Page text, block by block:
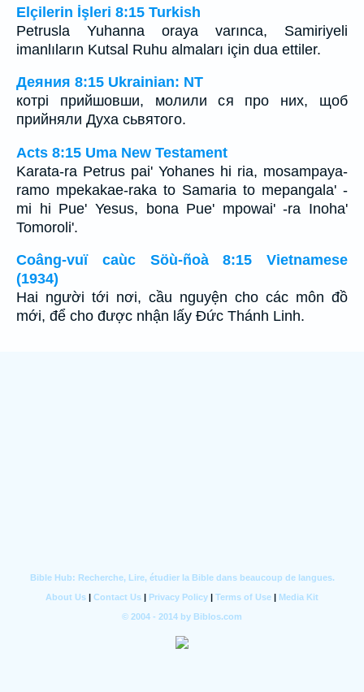
Elçilerin İşleri 8:15 Turkish
Petrusla Yuhanna oraya varınca, Samiriyeli
imanlıların Kutsal Ruhu almaları için dua ettiler.
Деяния 8:15 Ukrainian: NT
котрі прийшовши, молили ся про них, щоб
прийняли Духа сьвятого.
Acts 8:15 Uma New Testament
Karata-ra Petrus pai' Yohanes hi ria, mosampaya-
ramo mpekakae-raka to Samaria to mepangala' -
mi hi Pue' Yesus, bona Pue' mpowai' -ra Inoha'
Tomoroli'.
Coâng-vuï caùc Söù-ñoà 8:15 Vietnamese
(1934)
Hai người tới nơi, cầu nguyện cho các môn đồ
mới, để cho được nhận lấy Ðức Thánh Linh.